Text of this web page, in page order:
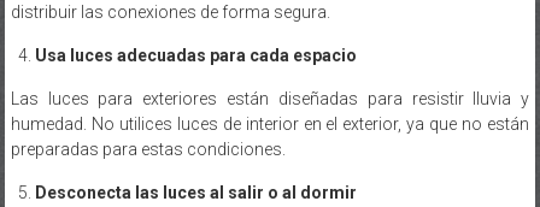
distribuir las conexiones de forma segura.
Usa luces adecuadas para cada espacio
Las luces para exteriores están diseñadas para resistir lluvia y
humedad. No utilices luces de interior en el exterior, ya que no están
preparadas para estas condiciones.
Desconecta las luces al salir o al dormir